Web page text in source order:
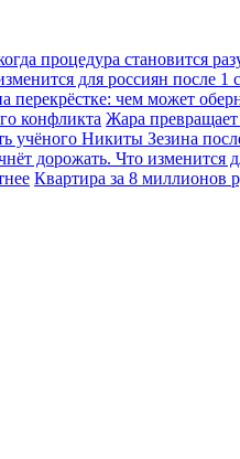
процедура становится
для россиян после 1
перекрёстке: чем может
конфликта Жара
учёного Никиты Зезина
дорожать. Что изменится
Квартира за 8 миллионов